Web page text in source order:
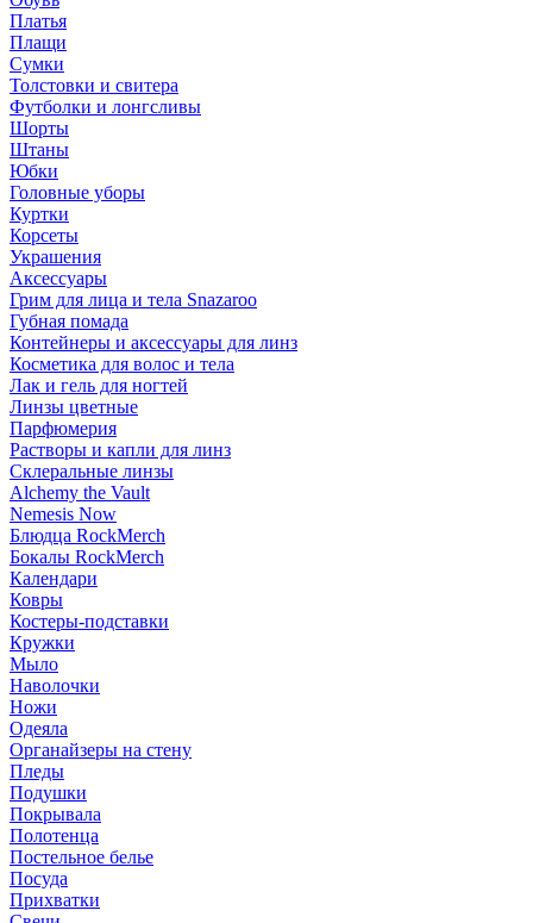
Платья
Плащи
Сумки
Толстовки и свитера
Футболки и лонгсливы
Шорты
Штаны
Юбки
Головные уборы
Куртки
Корсеты
Украшения
Аксессуары
Грим для лица и тела Snazaroo
Губная помада
Контейнеры и аксессуары для линз
Косметика для волос и тела
Лак и гель для ногтей
Линзы цветные
Парфюмерия
Растворы и капли для линз
Склеральные линзы
Alchemy the Vault
Nemesis Now
Блюдца RockMerch
Бокалы RockMerch
Календари
Ковры
Костеры-подставки
Кружки
Мыло
Наволочки
Ножи
Одеяла
Органайзеры на стену
Пледы
Подушки
Покрывала
Полотенца
Постельное белье
Посуда
Прихватки